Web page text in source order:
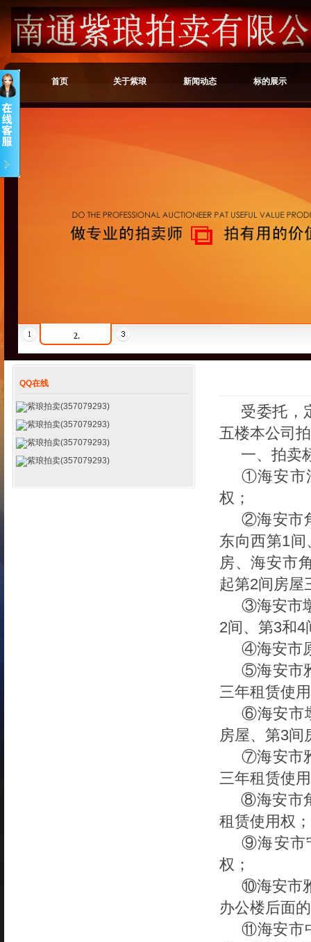
首页 关于紫琅 新闻动态 标的展示
2.
QQ在线
紫琅拍卖(357079293)
紫琅拍卖(357079293)
紫琅拍卖(357079293)
紫琅拍卖(357079293)
受委托，
五楼本公司
一、拍卖
①海安市
权；
②海安市
东向西第1
房、海安市
起第2间房屋
③海安市
2间、第3和
④海安市
⑤海安市
三年租赁使
⑥海安市
房屋、第3间
⑦海安市
三年租赁使
⑧海安市
租赁使用权；
⑨海安市
权；
⑩海安市
办公楼后面
⑪海安市